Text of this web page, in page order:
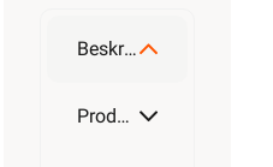
Beskrivelse
Produktdetaljer